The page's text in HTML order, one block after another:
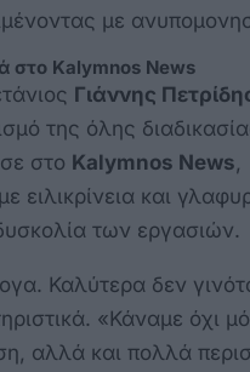
με
στο Kalymnos News
Γιάννης
της όλης
στο Kalymnos News
ειλικρίνεια και
των εργασιών.
Καλύτερα δεν
«Κάναμε όχι
αλλά και πολλά